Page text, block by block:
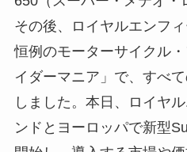
その後、ロイヤルエンフ
恒例のモーターサイクル
イダーマニア」で、すべ
しました。本日、ロイヤ
ンドとヨーロッパで新型